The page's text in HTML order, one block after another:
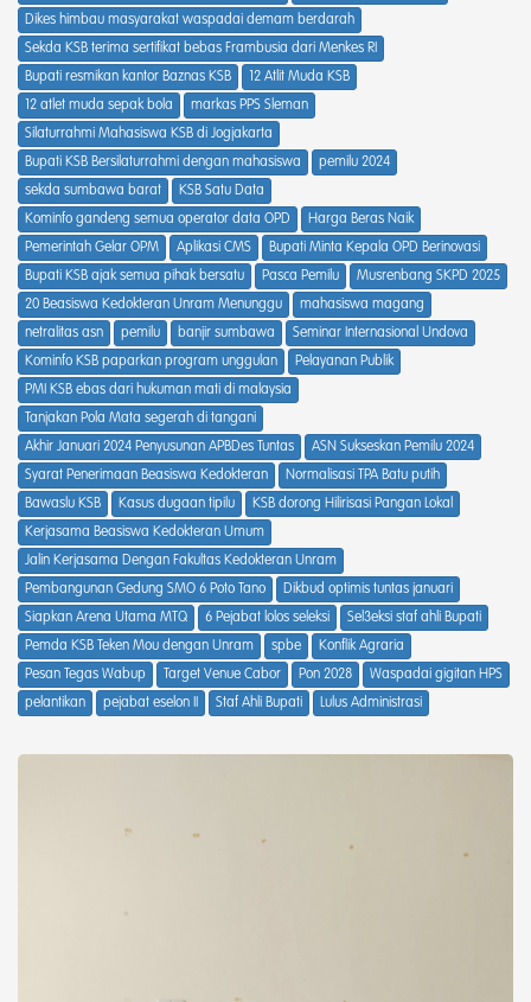
Dikes himbau masyarakat waspadai demam berdarah
Sekda KSB terima sertifikat bebas Frambusia dari Menkes RI
Bupati resmikan kantor Baznas KSB
12 Atlit Muda KSB
12 atlet muda sepak bola
markas PPS Sleman
Silaturrahmi Mahasiswa KSB di Jogjakarta
Bupati KSB Bersilaturrahmi dengan mahasiswa
pemilu 2024
sekda sumbawa barat
KSB Satu Data
Kominfo gandeng semua operator data OPD
Harga Beras Naik
Pemerintah Gelar OPM
Aplikasi CMS
Bupati Minta Kepala OPD Berinovasi
Bupati KSB ajak semua pihak bersatu
Pasca Pemilu
Musrenbang SKPD 2025
20 Beasiswa Kedokteran Unram Menunggu
mahasiswa magang
netralitas asn
pemilu banjir sumbawa
Seminar Internasional Undova
Kominfo KSB paparkan program unggulan
Pelayanan Publik
PMI KSB ebas dari hukuman mati di malaysia
Tanjakan Pola Mata segerah di tangani
Akhir Januari 2024 Penyusunan APBDes Tuntas
ASN Sukseskan Pemilu 2024
Syarat Penerimaan Beasiswa Kedokteran
Normalisasi TPA Batu putih
Bawaslu KSB
Kasus dugaan tipilu
KSB dorong Hilirisasi Pangan Lokal
Kerjasama Beasiswa Kedokteran Umum
Jalin Kerjasama Dengan Fakultas Kedokteran Unram
Pembangunan Gedung SMO 6 Poto Tano
Dikbud optimis tuntas januari
Siapkan Arena Utama MTQ
6 Pejabat lolos seleksi
Sel3eksi staf ahli Bupati
Pemda KSB Teken Mou dengan Unram
spbe
Konflik Agraria
Pesan Tegas Wabup
Target Venue Cabor Pon 2028
Waspadai gigitan HPS
pelantikan
pejabat eselon II Staf Ahli Bupati Lulus Administrasi